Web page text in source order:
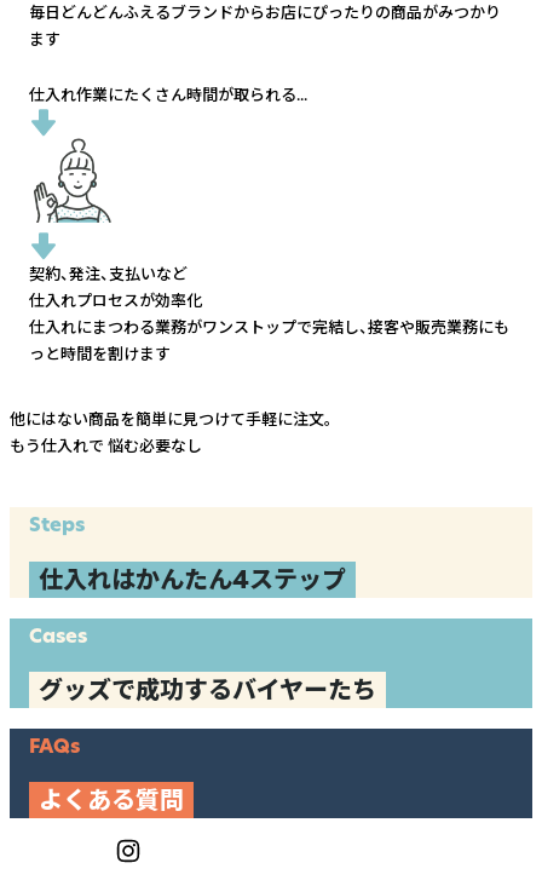
毎日どんどんふえるブランドからお店にぴったりの商品がみつかり
ます
仕入れ作業にたくさん時間が取られる...
契約、発注、支払いなど
仕入れプロセスが効率化
仕入れにまつわる業務がワンストップで完結し、接客や販売業務にも
っと時間を割けます
他にはない商品を簡単に見つけて手軽に注文。
もう仕入れで 悩む必要なし
Steps
仕入れはかんたん4ステップ
Cases
グッズで成功するバイヤーたち
FAQs
よくある質問